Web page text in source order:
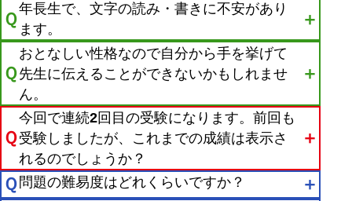
Ｑ
年長生で、文字の読み・書きに不安があり
ます。
＋
Ｑ
おとなしい性格なので自分から手を挙げて
先生に伝えることができないかもしれませ
ん。
＋
Ｑ
今回で連続2回目の受験になります。前回も
受験しましたが、これまでの成績は表示さ
れるのでしょうか？
＋
Ｑ 問題の難易度はどれくらいですか？
＋